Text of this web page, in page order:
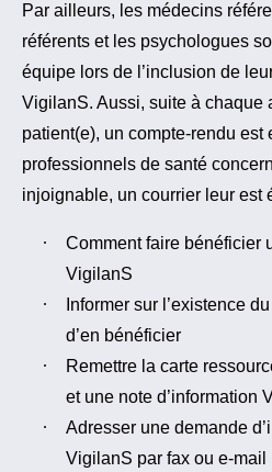
Par ailleurs, les médecins
référents et les psychologues
équipe lors de l’inclusion de
VigilanS. Aussi, suite à chaque
patient(e), un compte-rendu est
professionnels de santé
injoignable, un courrier leur est
Comment faire bénéficier
VigilanS
Informer sur l’existence
d’en bénéficier
Remettre la carte
et une note d’information
Adresser une demande
VigilanS par fax ou e-mail